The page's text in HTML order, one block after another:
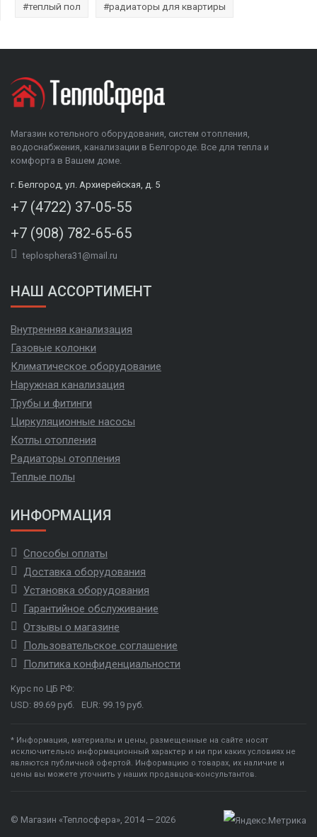
#теплый пол #радиаторы для квартиры
Магазин котельного оборудования, систем отопления,
водоснабжения, канализации в Белгороде. Все для тепла и
комфорта в Вашем доме.
г. Белгород, ул. Архиерейская, д. 5
+7 (4722) 37-05-55
+7 (908) 782-65-65
teplosphera31@mail.ru
НАШ АССОРТИМЕНТ
Внутренняя канализация
Газовые колонки
Климатическое оборудование
Наружная канализация
Трубы и фитинги
Циркуляционные насосы
Котлы отопления
Радиаторы отопления
Теплые полы
ИНФОРМАЦИЯ
Способы оплаты
Доставка оборудования
Установка оборудования
Гарантийное обслуживание
Отзывы о магазине
Пользовательское соглашение
Политика конфиденциальности
Курс по ЦБ РФ:
USD: 89.69 руб.
EUR: 99.19 руб.
* Информация, материалы и цены, размещенные на сайте носят
исключительно информационный характер и ни при каких условиях не
являются публичной офертой. Информацию о товарах, их наличие и
цены вы можете уточнить у наших продавцов-консультантов.
© Магазин «Теплосфера», 2014 — 2026